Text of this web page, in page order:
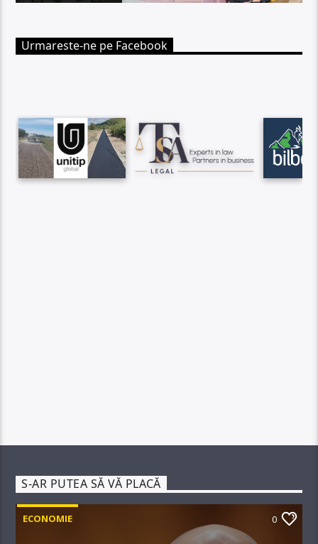
Urmareste-ne pe Facebook
S-AR PUTEA SĂ VĂ PLACĂ
ECONOMIE 0